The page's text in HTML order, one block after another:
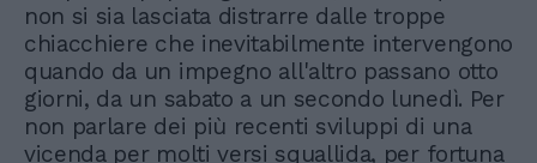
non si sia lasciata distrarre dalle troppe
chiacchiere che inevitabilmente intervengono
quando da un impegno all'altro passano otto
giorni, da un sabato a un secondo lunedì. Per
non parlare dei più recenti sviluppi di una
vicenda per molti versi squallida, per fortuna